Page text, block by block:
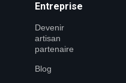
Entreprise
Devenir
artisan
partenaire
Blog